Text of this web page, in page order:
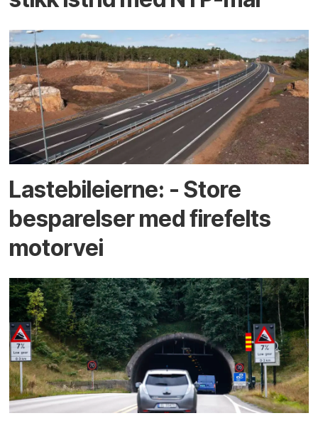
Lastebileierne: - Store
besparelser med firefelts
motorvei